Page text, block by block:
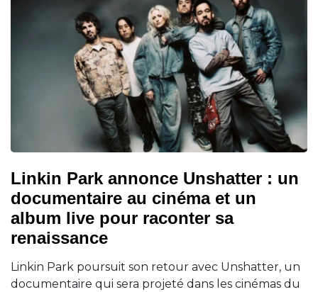
Linkin Park annonce Unshatter : un
documentaire au cinéma et un
album live pour raconter sa
renaissance
Linkin Park poursuit son retour avec Unshatter, un
documentaire qui sera projeté dans les cinémas du